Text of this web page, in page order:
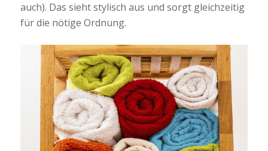
auch). Das sieht stylisch aus und sorgt gleichzeitig
für die nötige Ordnung.